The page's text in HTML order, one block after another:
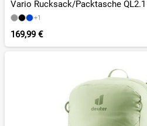
Vario Rucksack/Packtasche
+1
169,99 €